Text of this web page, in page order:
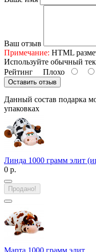
Ваш отзыв
Примечание: HTML
Используйте обычный
Рейтинг Плохо
Оставить отзыв
Данный состав подарка
упаковках
Линда 1000 грамм элит
0 р.
Продано!